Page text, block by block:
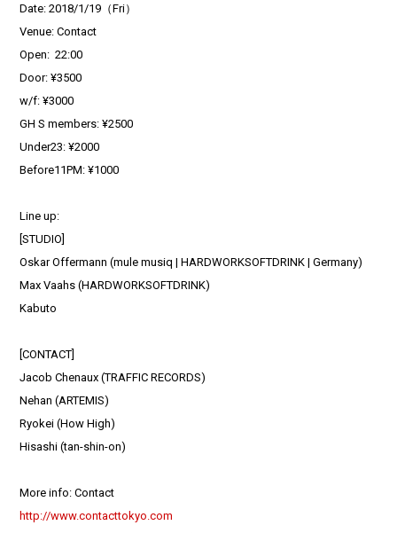
Date: 2018/1/19（Fri）
Venue: Contact
Open: 22:00
Door: ¥3500
w/f: ¥3000
GH S members: ¥2500
Under23: ¥2000
Before11PM: ¥1000
Line up:
[STUDIO]
Oskar Offermann (mule musiq | HARDWORKSOFTDRINK | Germany)
Max Vaahs (HARDWORKSOFTDRINK)
Kabuto
[CONTACT]
Jacob Chenaux (TRAFFIC RECORDS)
Nehan (ARTEMIS)
Ryokei (How High)
Hisashi (tan-shin-on)
More info: Contact
http://www.contacttokyo.com